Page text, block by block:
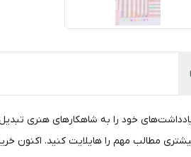
پاستلی دو سر 6 عددی، یادداشت‌های خود را
مطالب مهم را هایلایت کنید. اکنون